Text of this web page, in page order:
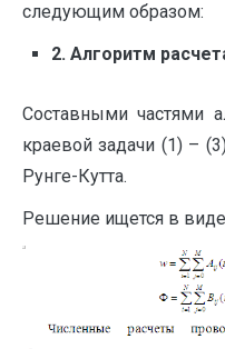
следующим образом:
2. Алгоритм
Составными частями
краевой задачи (1) –
Рунге-Кутта.
Решение ищется в